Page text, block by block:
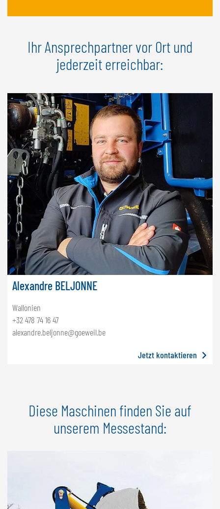
Ihr Ansprechpartner vor Ort und
jederzeit erreichbar:
Alexandre BELJONNE
Wallonien
+32 478 74 16 47
alexandre.beljonne@goeweil.be
Jetzt kontaktieren
Diese Maschinen finden Sie auf
unserem Messestand: